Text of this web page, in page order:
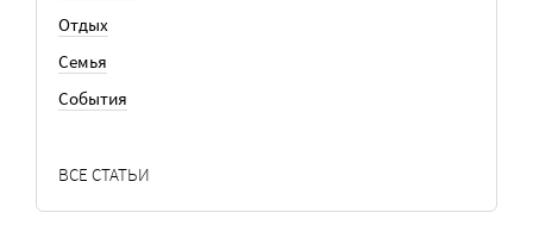
Отдых
Семья
События
ВСЕ СТАТЬИ